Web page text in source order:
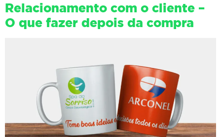
Relacionamento com o cliente –
O que fazer depois da compra